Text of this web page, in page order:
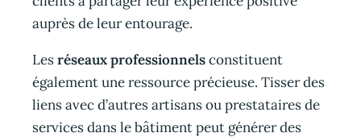
auprès de leur entourage.
Lesréseaux professionnelsconstituent
également une ressource précieuse. Tisser des
liens avec d’autres artisans ou prestataires de
services dans le bâtiment peut générer des